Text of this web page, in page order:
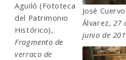
Aguiló (Fototeca
del Patrimonio
Histórico),
Fragmento de
verraco de
José Cuervo
Álvarez, 27
junio de